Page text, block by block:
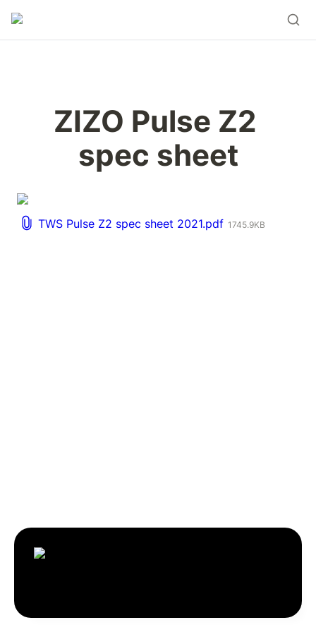
ZIZO Pulse Z2
spec sheet
TWS Pulse Z2 spec sheet 2021.pdf 1745.9KB